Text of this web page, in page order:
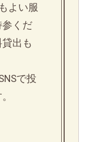
よい服
参くだ
出も
で投